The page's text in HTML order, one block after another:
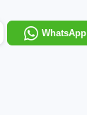
WhatsApp